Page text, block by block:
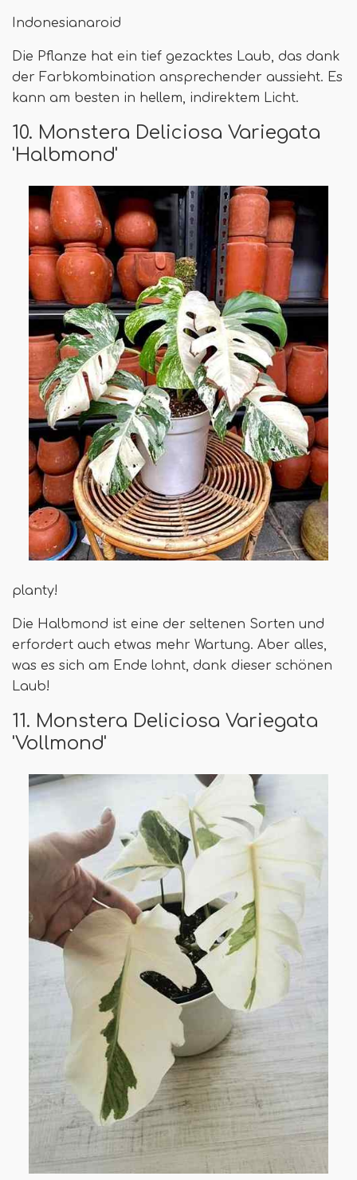
Indonesianaroid
Die Pflanze hat ein tief gezacktes Laub, das dank
der Farbkombination ansprechender aussieht. Es
kann am besten in hellem, indirektem Licht.
10. Monstera Deliciosa Variegata
'Halbmond'
planty!
Die Halbmond ist eine der seltenen Sorten und
erfordert auch etwas mehr Wartung. Aber alles,
was es sich am Ende lohnt, dank dieser schönen
Laub!
11. Monstera Deliciosa Variegata
'Vollmond'